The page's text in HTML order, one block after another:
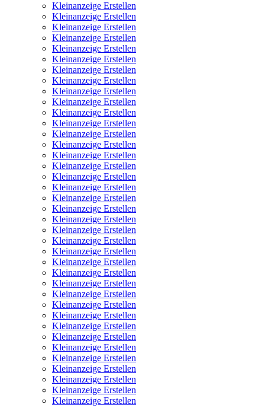
Kleinanzeige Erstellen
Kleinanzeige Erstellen
Kleinanzeige Erstellen
Kleinanzeige Erstellen
Kleinanzeige Erstellen
Kleinanzeige Erstellen
Kleinanzeige Erstellen
Kleinanzeige Erstellen
Kleinanzeige Erstellen
Kleinanzeige Erstellen
Kleinanzeige Erstellen
Kleinanzeige Erstellen
Kleinanzeige Erstellen
Kleinanzeige Erstellen
Kleinanzeige Erstellen
Kleinanzeige Erstellen
Kleinanzeige Erstellen
Kleinanzeige Erstellen
Kleinanzeige Erstellen
Kleinanzeige Erstellen
Kleinanzeige Erstellen
Kleinanzeige Erstellen
Kleinanzeige Erstellen
Kleinanzeige Erstellen
Kleinanzeige Erstellen
Kleinanzeige Erstellen
Kleinanzeige Erstellen
Kleinanzeige Erstellen
Kleinanzeige Erstellen
Kleinanzeige Erstellen
Kleinanzeige Erstellen
Kleinanzeige Erstellen
Kleinanzeige Erstellen
Kleinanzeige Erstellen
Kleinanzeige Erstellen
Kleinanzeige Erstellen
Kleinanzeige Erstellen
Kleinanzeige Erstellen